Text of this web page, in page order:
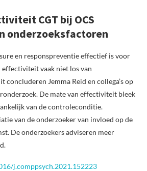
CGT bij OCS
onderzoeksfactoren
en responspreventie effectief is voor
effectiviteit vaak niet los van
concluderen Jemma Reid en collega’s op
De mate van effectiviteit bleek
van de controleconditie.
van de onderzoeker van invloed op de
De onderzoekers adviseren meer
j.comppsych.2021.152223